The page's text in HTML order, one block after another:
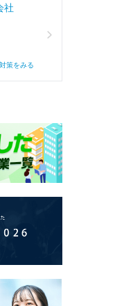
ンシップ（5日） / 総合職
社
策をみる